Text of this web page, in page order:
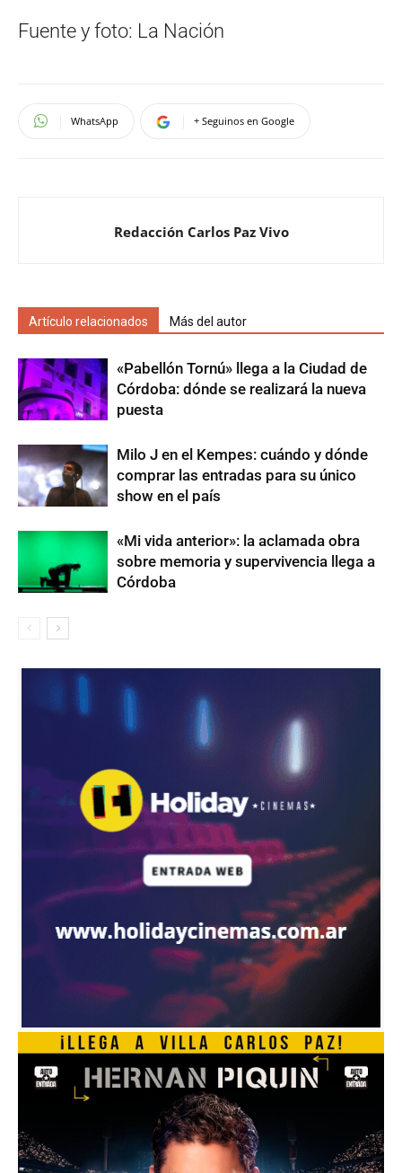
Fuente y foto: La Nación
WhatsApp + Seguinos en Google
Redacción Carlos Paz Vivo
Artículo relacionados Más del autor
«Pabellón Tornú» llega a la Ciudad de
Córdoba: dónde se realizará la nueva
puesta
Milo J en el Kempes: cuándo y dónde
comprar las entradas para su único
show en el país
«Mi vida anterior»: la aclamada obra
sobre memoria y supervivencia llega a
Córdoba